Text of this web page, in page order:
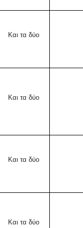
Και τα δύο
Και τα δύο
Και τα δύο
Και τα δύο